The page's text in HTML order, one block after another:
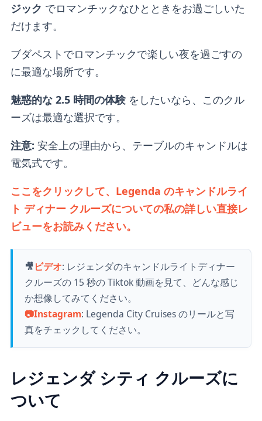
ジック でロマンチックなひとときをお過ごしいた
だけます。
ブダペストでロマンチックで楽しい夜を過ごすの
に最適な場所です。
魅惑的な 2.5 時間の体験をしたいなら、このクル
ーズは最適な選択です。
注意: 安全上の理由から、テーブルのキャンドルは
電気式です。
ここをクリックして、Legenda のキャンドルライ
ト ディナー クルーズについての私の詳しい直接レ
ビューをお読みください。
🎥ビデオ: レジェンダのキャンドルライトディナー
クルーズの 15 秒の Tiktok 動画を見て、どんな感じ
か想像してみてください。
📷Instagram: Legenda City Cruises のリールと写
真をチェックしてください。
レジェンダ シティ クルーズに
ついて